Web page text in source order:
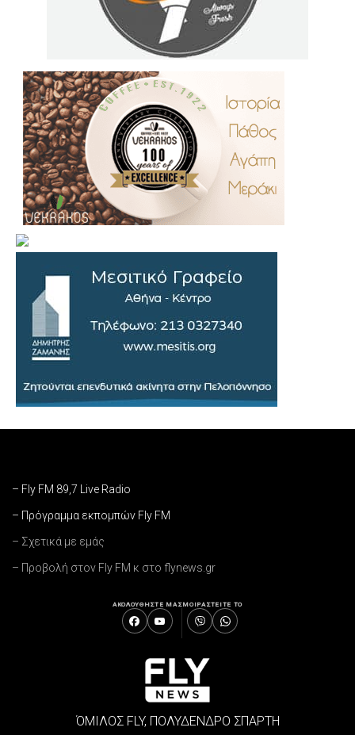
– Fly FM 89,7 Live Radio
– Πρόγραμμα εκπομπών Fly FM
– Σχετικά με εμάς
– Προβολή στον Fly FM κ στο flynews.gr
ΑΚΟΛΟΥΘΗΣΤΕ ΜΑΣΜΟΙΡΑΣΤΕΙΤΕ ΤΟ
ΌΜΙΛΟΣ FLY, ΠΟΛΥΔΕΝΔΡΟ ΣΠΑΡΤΗ